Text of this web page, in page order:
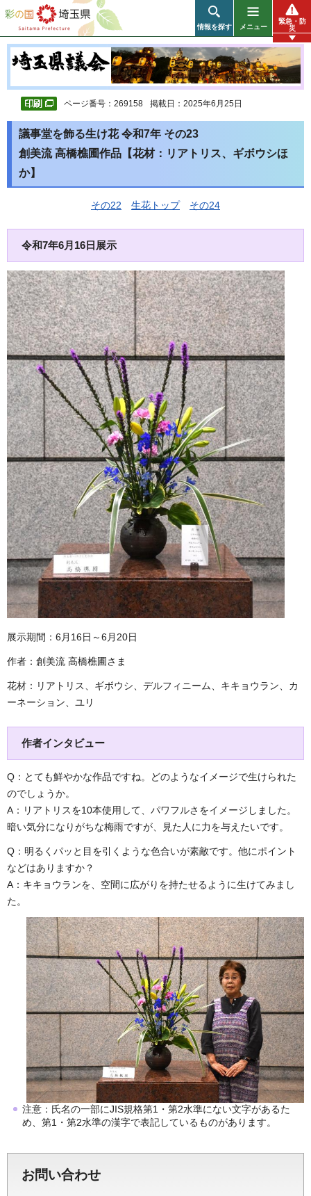
彩の国 埼玉県
情報を探す メニュー
緊急・防
災
ページ番号：269158 掲載日：2025年6月25日
議事堂を飾る生け花 令和7年 その23
創美流 高橋樵圃作品【花材：リアトリス、ギボウシほ
か】
その22 生花トップ その24
令和7年6月16日展示
展示期間：6月16日～6月20日
作者：創美流 高橋樵圃さま
花材：リアトリス、ギボウシ、デルフィニーム、キキョウラン、カ
ーネーション、ユリ
作者インタビュー
Q：とても鮮やかな作品ですね。どのようなイメージで生けられた
のでしょうか。
A：リアトリスを10本使用して、パワフルさをイメージしました。
暗い気分になりがちな梅雨ですが、見た人に力を与えたいです。
Q：明るくパッと目を引くような色合いが素敵です。他にポイント
などはありますか？
A：キキョウランを、空間に広がりを持たせるように生けてみまし
た。
注意：氏名の一部にJIS規格第1・第2水準にない文字があるた
め、第1・第2水準の漢字で表記しているものがあります。
お問い合わせ